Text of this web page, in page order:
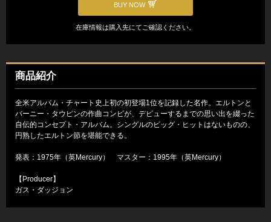
BUY NOW
在庫情報は購入先にてご確認ください。
商品紹介
全米アルバム・チャート史上初の初登場1位を記録した名作。エルトンと
バーニー・タウピンの作曲コンビが、デビューするまでの思い出を綴った
自伝的コンセプト・アルバム。シングルのビッグ・ヒットはないものの、
円熟したエルトン節を堪能できる。
発表：1975年（英Mercury） マスター：1995年（英Mercury）
【Producer】
ガス・ダッジョン